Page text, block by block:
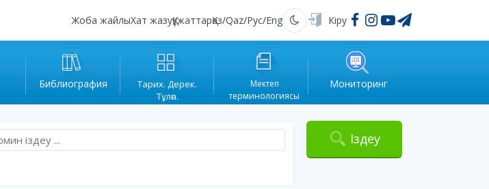
Жоба жайлыХат жазуҚұжаттарҚаз/Qaz/Рус/Eng Қараңғы Кіру
Библиография
Тарих. Дерек.
Тұлға.
Мектеп
терминологиясы
Мониторинг
Іздеу